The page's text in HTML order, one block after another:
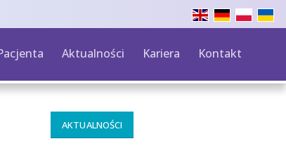
Aktualności Kariera Kontakt
AKTUALNOŚCI